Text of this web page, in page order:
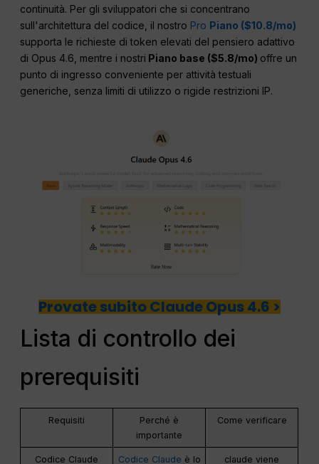
continuità. Per gli sviluppatori che si concentrano
sull'architettura del codice, il nostro Pro Piano ($10.8/mo)
supporta le richieste di token elevati del pensiero adattivo
di Opus 4.6, mentre i nostri Piano base ($5.8/mo) offre un
punto di ingresso conveniente per attività testuali
generiche, senza limiti di utilizzo o rigide restrizioni IP.
Provate subito Claude Opus 4.6 >
Lista di controllo dei
prerequisiti
Requisiti
Perché è
importante
Come verificare
Codice Claude
Codice Claude è lo
claude viene